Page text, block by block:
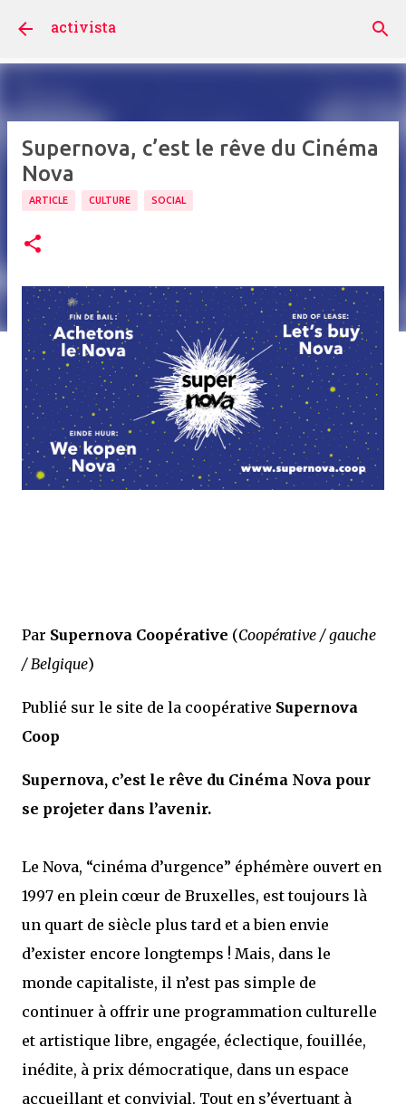
Accéder au contenu principal
activista
Supernova, c’est le rêve du Cinéma
Nova
ARTICLE CULTURE SOCIAL
Par Supernova Coopérative (Coopérative / gauche
/ Belgique)
Publié sur le site de la coopérative Supernova
Coop
Supernova, c’est le rêve du Cinéma Nova pour
se projeter dans l’avenir.
Le Nova, “cinéma d’urgence” éphémère ouvert en
1997 en plein cœur de Bruxelles, est toujours là
un quart de siècle plus tard et a bien envie
d’exister encore longtemps ! Mais, dans le
monde capitaliste, il n’est pas simple de
continuer à offrir une programmation culturelle
et artistique libre, engagée, éclectique, fouillée,
inédite, à prix démocratique, dans un espace
accueillant et convivial. Tout en s’évertuant à